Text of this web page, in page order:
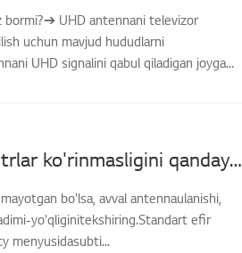
UHD antennani televizor
uchun mavjud hududlarni
UHD signalini qabul qiladigan joyga
LG televizoringizda yopiq subtitrlar ko'rinmasligini qanday tuzatish mumkin
bo'lsa, avval antennaulanishi,
yo'qliginitekshiring.Standart efir
menyusidasubti...